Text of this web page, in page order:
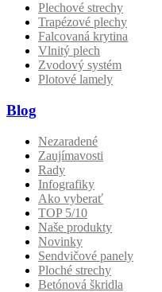
Plechové strechy
Trapézové plechy
Falcovaná krytina
Vlnitý plech
Zvodový systém
Plotové lamely
Blog
Nezaradené
Zaujímavosti
Rady
Infografiky
Ako vyberať
TOP 5/10
Naše produkty
Novinky
Sendvičové panely
Ploché strechy
Betónová škridla